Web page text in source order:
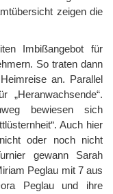
zeigen die
Imbißangebot für
So traten dann
an. Parallel
bewiesen sich
Auch hier
oder noch nicht
gewann Sarah
Peglau mit 7 aus
Peglau und ihre